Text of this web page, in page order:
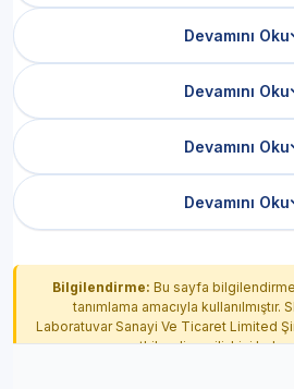
Devamını Oku
Devamını Oku
Devamını Oku
Devamını Oku
Bilgilendirme: Bu sayfa bilgilendirme
tanımlama amacıyla kullanılmıştır.
Laboratuvar Sanayi Ve Ticaret Limited
yetkilendirme ilişkisi